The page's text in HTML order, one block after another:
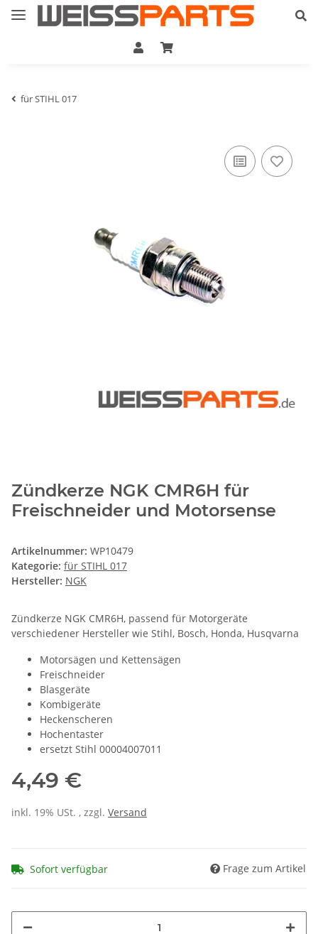
für STIHL 017
Zündkerze NGK CMR6H für
Freischneider und Motorsense
Artikelnummer: WP10479
Kategorie: für STIHL 017
Hersteller: NGK
Zündkerze NGK CMR6H, passend für Motorgeräte
verschiedener Hersteller wie Stihl, Bosch, Honda, Husqvarna
Motorsägen und Kettensägen
Freischneider
Blasgeräte
Kombigeräte
Heckenscheren
Hochentaster
ersetzt Stihl 00004007011
4,49 €
inkl. 19% USt. , zzgl. Versand
Sofort verfügbar Frage zum Artikel